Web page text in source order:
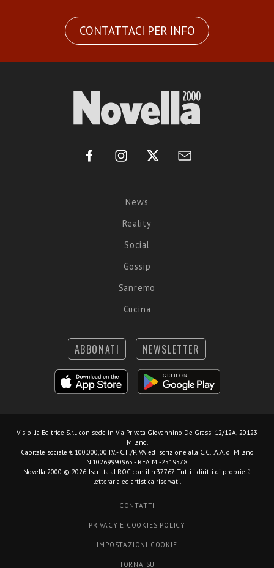
CONTATTACI PER INFO
News
Reality
Social
Gossip
Sanremo
Cucina
ABBONATI NEWSLETTER
Visibilia Editrice S.r.l. con sede in Via Privata Giovannino De Grassi 12/12A, 20123
Milano.
Capitale sociale € 100.000,00 I.V. - C.F./P.IVA ed iscrizione alla C.C.I.A.A. di Milano
N.10269990965 - REA MI-2519578.
Novella 2000 © 2026. Iscritta al ROC con il n.37767. Tutti i diritti di proprietà
letteraria ed artistica riservati.
CONTATTI
PRIVACY E COOKIES POLICY
IMPOSTAZIONI COOKIE
TORNA SU